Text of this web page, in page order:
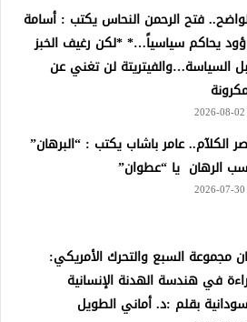
فتح الرحمن النحاس يكتب : أسامة
يحاكم سياسياً…* *لكن رغيف الخبز
السياسة…والفيتريتة لن تغني عن
2026-08-02
الكلآم.. عامر باشاب يكتب : “البرهان”
الرهان يا “عطوان”
2026-07-30
مجموعة السبع والتحرك الأمريكي:
في هندسة الهدنة الإنسانية
بقلم :د. أماني الطويل